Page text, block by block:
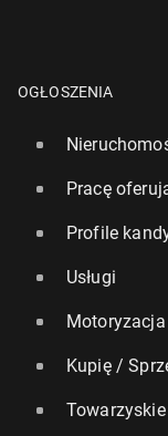
OGŁOSZENIA
Pracę
Profile
Usługi
Motoryzacja
Kupię /
Towarzyskie